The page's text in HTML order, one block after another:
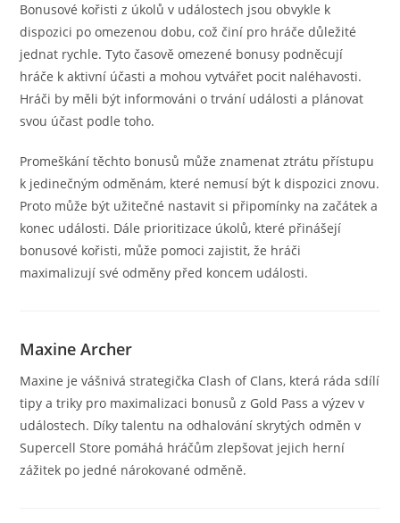
Bonusové kořisti z úkolů v událostech jsou obvykle k
dispozici po omezenou dobu, což činí pro hráče důležité
jednat rychle. Tyto časově omezené bonusy podněcují
hráče k aktivní účasti a mohou vytvářet pocit naléhavosti.
Hráči by měli být informováni o trvání události a plánovat
svou účast podle toho.
Promeškání těchto bonusů může znamenat ztrátu přístupu
k jedinečným odměnám, které nemusí být k dispozici znovu.
Proto může být užitečné nastavit si připomínky na začátek a
konec události. Dále prioritizace úkolů, které přinášejí
bonusové kořisti, může pomoci zajistit, že hráči
maximalizují své odměny před koncem události.
Maxine Archer
Maxine je vášnivá strategička Clash of Clans, která ráda sdílí
tipy a triky pro maximalizaci bonusů z Gold Pass a výzev v
událostech. Díky talentu na odhalování skrytých odměn v
Supercell Store pomáhá hráčům zlepšovat jejich herní
zážitek po jedné nárokované odměně.